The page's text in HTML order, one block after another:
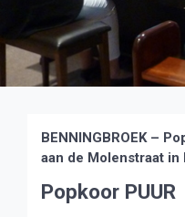
BENNINGBROEK –
aan de Molenstraat
Popkoor PUUR